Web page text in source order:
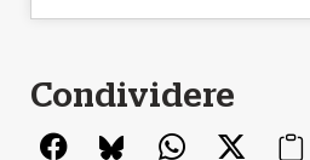
Condividere